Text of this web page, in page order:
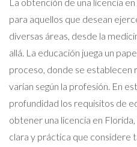
para aquellos que desean
diversas áreas, desde la
allá. La educación juega un
proceso, donde se establecen
varían según la profesión. En
profundidad los requisitos de
obtener una licencia en
clara y práctica que considere